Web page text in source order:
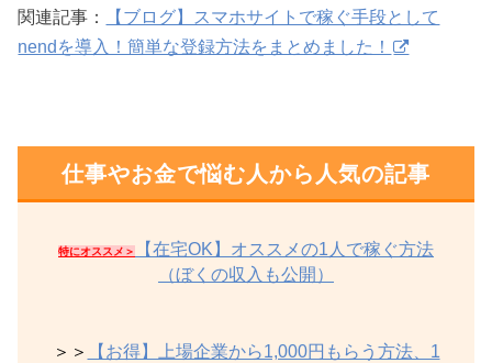
関連記事：
【ブログ】スマホサイトで稼ぐ手段として
nendを導入！簡単な登録方法をまとめました！
仕事やお金で悩む人から人気の記事
特にオススメ＞
【在宅OK】オススメの1人で稼ぐ方法
（ぼくの収入も公開）
＞＞
【お得】上場企業から1,000円もらう方法、1